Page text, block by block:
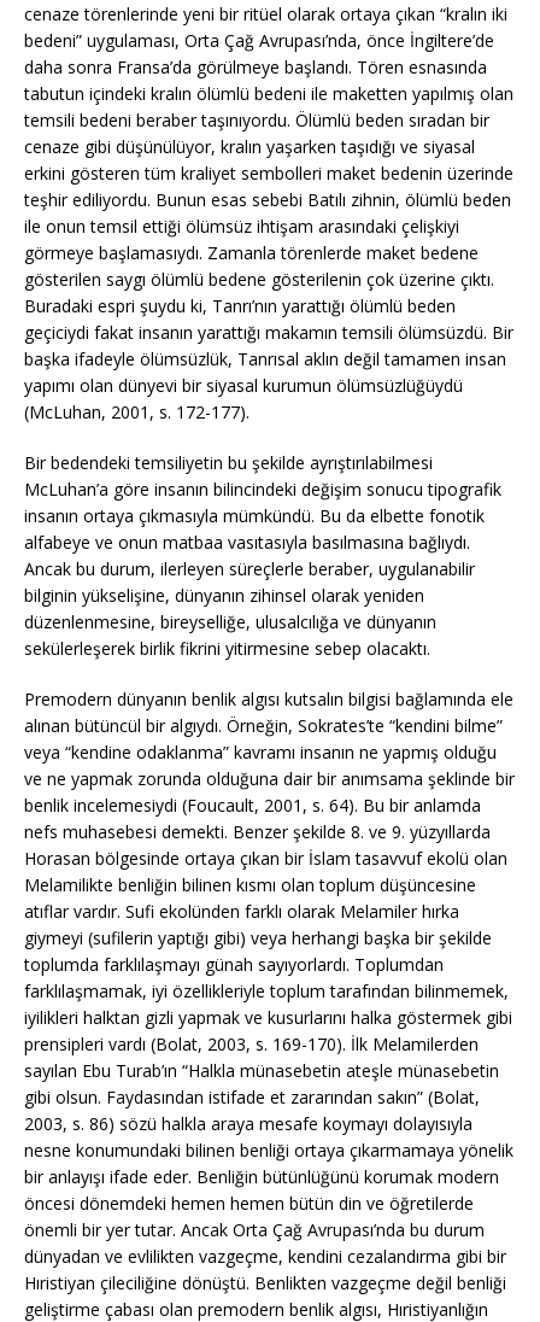
cenaze törenlerinde yeni bir ritüel olarak ortaya çıkan “kralın iki
bedeni” uygulaması, Orta Çağ Avrupası’nda, önce İngiltere’de
daha sonra Fransa’da görülmeye başlandı. Tören esnasında
tabutun içindeki kralın ölümlü bedeni ile maketten yapılmış olan
temsili bedeni beraber taşınıyordu. Ölümlü beden sıradan bir
cenaze gibi düşünülüyor, kralın yaşarken taşıdığı ve siyasal
erkini gösteren tüm kraliyet sembolleri maket bedenin üzerinde
teşhir ediliyordu. Bunun esas sebebi Batılı zihnin, ölümlü beden
ile onun temsil ettiği ölümsüz ihtişam arasındaki çelişkiyi
görmeye başlamasıydı. Zamanla törenlerde maket bedene
gösterilen saygı ölümlü bedene gösterilenin çok üzerine çıktı.
Buradaki espri şuydu ki, Tanrı’nın yarattığı ölümlü beden
geçiciydi fakat insanın yarattığı makamın temsili ölümsüzdü. Bir
başka ifadeyle ölümsüzlük, Tanrısal aklın değil tamamen insan
yapımı olan dünyevi bir siyasal kurumun ölümsüzlüğüydü
(McLuhan, 2001, s. 172-177).
Bir bedendeki temsiliyetin bu şekilde ayrıştırılabilmesi
McLuhan’a göre insanın bilincindeki değişim sonucu tipografik
insanın ortaya çıkmasıyla mümkündü. Bu da elbette fonotik
alfabeye ve onun matbaa vasıtasıyla basılmasına bağlıydı.
Ancak bu durum, ilerleyen süreçlerle beraber, uygulanabilir
bilginin yükselişine, dünyanın zihinsel olarak yeniden
düzenlenmesine, bireyselliğe, ulusalcılığa ve dünyanın
sekülerleşerek birlik fikrini yitirmesine sebep olacaktı.
Premodern dünyanın benlik algısı kutsalın bilgisi bağlamında ele
alınan bütüncül bir algıydı. Örneğin, Sokrates’te “kendini bilme”
veya “kendine odaklanma” kavramı insanın ne yapmış olduğu
ve ne yapmak zorunda olduğuna dair bir anımsama şeklinde bir
benlik incelemesiydi (Foucault, 2001, s. 64). Bu bir anlamda
nefs muhasebesi demekti. Benzer şekilde 8. ve 9. yüzyıllarda
Horasan bölgesinde ortaya çıkan bir İslam tasavvuf ekolü olan
Melamilikte benliğin bilinen kısmı olan toplum düşüncesine
atıflar vardır. Sufi ekolünden farklı olarak Melamiler hırka
giymeyi (sufilerin yaptığı gibi) veya herhangi başka bir şekilde
toplumda farklılaşmayı günah sayıyorlardı. Toplumdan
farklılaşmamak, iyi özellikleriyle toplum tarafından bilinmemek,
iyilikleri halktan gizli yapmak ve kusurlarını halka göstermek gibi
prensipleri vardı (Bolat, 2003, s. 169-170). İlk Melamilerden
sayılan Ebu Turab’ın “Halkla münasebetin ateşle münasebetin
gibi olsun. Faydasından istifade et zararından sakın” (Bolat,
2003, s. 86) sözü halkla araya mesafe koymayı dolayısıyla
nesne konumundaki bilinen benliği ortaya çıkarmamaya yönelik
bir anlayışı ifade eder. Benliğin bütünlüğünü korumak modern
öncesi dönemdeki hemen hemen bütün din ve öğretilerde
önemli bir yer tutar. Ancak Orta Çağ Avrupası’nda bu durum
dünyadan ve evlilikten vazgeçme, kendini cezalandırma gibi bir
Hıristiyan çileciliğine dönüştü. Benlikten vazgeçme değil benliği
geliştirme çabası olan premodern benlik algısı, Hıristiyanlığın